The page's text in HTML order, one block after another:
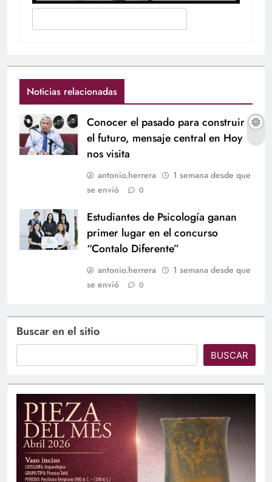
Noticias relacionadas
Conocer el pasado para construir
el futuro, mensaje central en Hoy
nos visita
antonio.herrera
1 semana desde que
se envió
0
Estudiantes de Psicología ganan
primer lugar en el concurso
“Contalo Diferente”
antonio.herrera
1 semana desde que
se envió
0
Buscar en el sitio
BUSCAR